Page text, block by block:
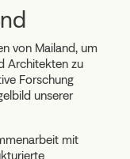
von Mailand, um
Architekten zu
Forschung
unserer
mit